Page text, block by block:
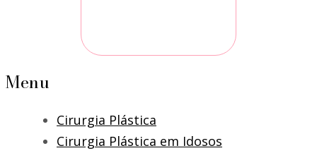
Menu
Cirurgia Plástica
Cirurgia Plástica em Idosos